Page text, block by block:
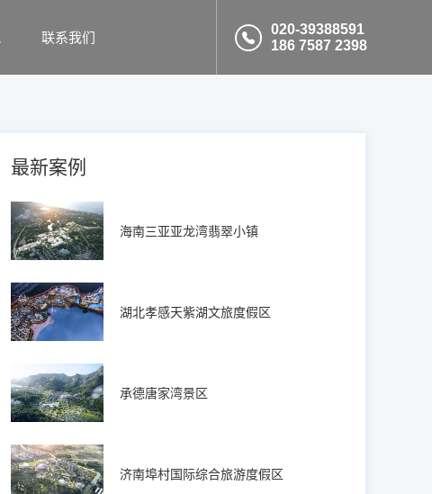
联系我们
020-39388591
186 7587 2398
最新案例
海南三亚亚龙湾翡翠小镇
湖北孝感天紫湖文旅度假区
承德唐家湾景区
济南埠村国际综合旅游度假区